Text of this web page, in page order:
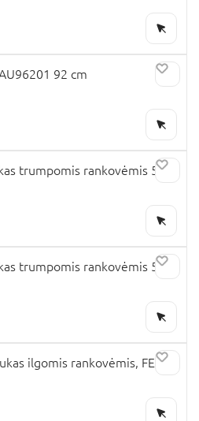
92 cm
trumpomis rankovėmis 5
trumpomis rankovėmis 5
ilgomis rankovėmis, FE111